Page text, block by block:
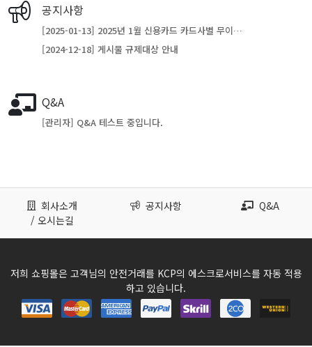
공지사항
[2025-01-13] 2025년 1월 신용카드 카드사별 무이…
[2024-12-18] 게시물 규제대상 안내
Q&A
[관리자] Q&A 테스트 중입니다.
회사소개
/ 오시는길
공지사항 Q&A
저희 쇼핑몰은 고객님의 안전거래를 KCP의 에스크로서비스를 자동 적용
하고 있습니다.